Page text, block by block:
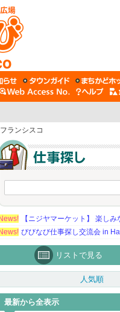
ランシスコ
News!
【ニジヤマーケット】 楽し
News! びびなび仕事探し交流会 in
リストで見る
人気順
最新から全表示